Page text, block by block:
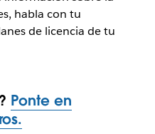
habla con tu
de licencia de tu
Ponte en